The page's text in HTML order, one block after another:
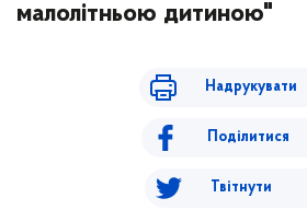
малолітньою дитиною"
Надрукувати
Поділитися
Твітнути